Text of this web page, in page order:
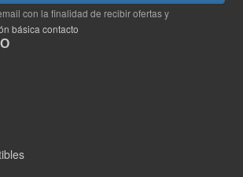
con la finalidad de recibir ofertas y
básica contacto